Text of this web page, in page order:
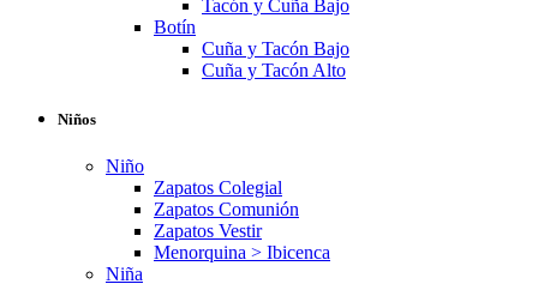
Tacón y Cuña Bajo
Botín
Cuña y Tacón Bajo
Cuña y Tacón Alto
Niños
Niño
Zapatos Colegial
Zapatos Comunión
Zapatos Vestir
Menorquina > Ibicenca
Niña